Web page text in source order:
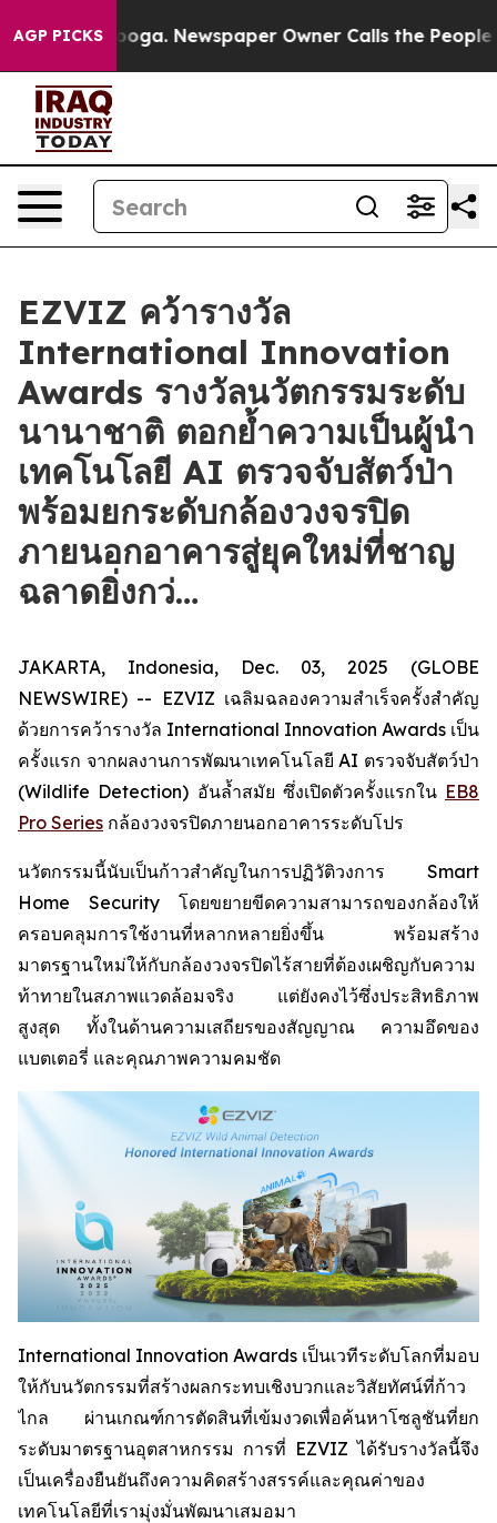
AGP PICKS Newspaper Owner Calls the People
EZVIZ คว้ารางวัล
International Innovation
Awards รางวัลนวัตกรรมระดับ
นานาชาติ ตอกย้ำความเป็นผู้นำ
เทคโนโลยี AI ตรวจจับสัตว์ป่า
พร้อมยกระดับกล้องวงจรปิด
ภายนอกอาคารสู่ยุคใหม่ที่ชาญ
ฉลาดยิ่งกว่…
JAKARTA, Indonesia, Dec. 03, 2025 (GLOBE
NEWSWIRE) -- EZVIZ เฉลิมฉลองความสำเร็จครั้งสำคัญ
ด้วยการคว้ารางวัล International Innovation Awards เป็น
ครั้งแรก จากผลงานการพัฒนาเทคโนโลยี AI ตรวจจับสัตว์ป่า
(Wildlife Detection) อันล้ำสมัย ซึ่งเปิดตัวครั้งแรกใน EB8
Pro Series กล้องวงจรปิดภายนอกอาคารระดับโปร
นวัตกรรมนี้นับเป็นก้าวสำคัญในการปฏิวัติวงการ Smart
Home Security โดยขยายขีดความสามารถของกล้องให้
ครอบคลุมการใช้งานที่หลากหลายยิ่งขึ้น พร้อมสร้าง
มาตรฐานใหม่ให้กับกล้องวงจรปิดไร้สายที่ต้องเผชิญกับความ
ท้าทายในสภาพแวดล้อมจริง แต่ยังคงไว้ซึ่งประสิทธิภาพ
สูงสุด ทั้งในด้านความเสถียรของสัญญาณ ความอึดของ
แบตเตอรี่ และคุณภาพความคมชัด
International Innovation Awards เป็นเวทีระดับโลกที่มอบ
ให้กับนวัตกรรมที่สร้างผลกระทบเชิงบวกและวิสัยทัศน์ที่ก้าว
ไกล ผ่านเกณฑ์การตัดสินที่เข้มงวดเพื่อค้นหาโซลูชันที่ยก
ระดับมาตรฐานอุตสาหกรรม การที่ EZVIZ ได้รับรางวัลนี้จึง
เป็นเครื่องยืนยันถึงความคิดสร้างสรรค์และคุณค่าของ
เทคโนโลยีที่เรามุ่งมั่นพัฒนาเสมอมา